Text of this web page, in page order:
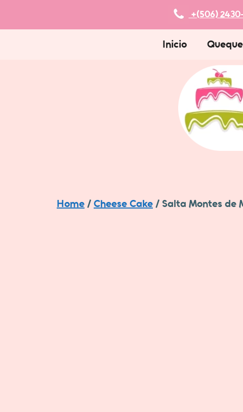
+(506)
Inicio
Home / Cheese Cake / Salta Montes de